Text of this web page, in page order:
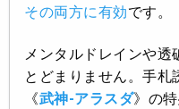
その両方に有効です。
メンタルドレインや透
とどまりません。手札
《武神-アラスダ》の